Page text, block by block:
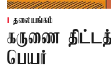
தலையங்கம்
கருணை
பெயர்